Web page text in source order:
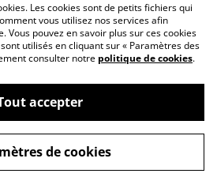
Articles
04700 La Brillanne
powered by
Les cookies sont de petits fichiers qui
vous utilisez nos services afin
Vous pouvez en savoir plus sur ces cookies
utilisés en cliquant sur « Paramètres des
consulter notre politique de cookies.
accepter
de cookies